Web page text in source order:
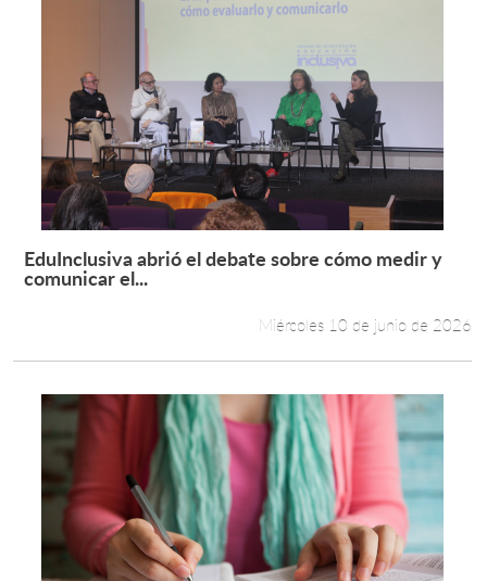
Leer más +
EduInclusiva abrió el debate sobre cómo medir y
comunicar el...
Miércoles 10 de junio de 2026